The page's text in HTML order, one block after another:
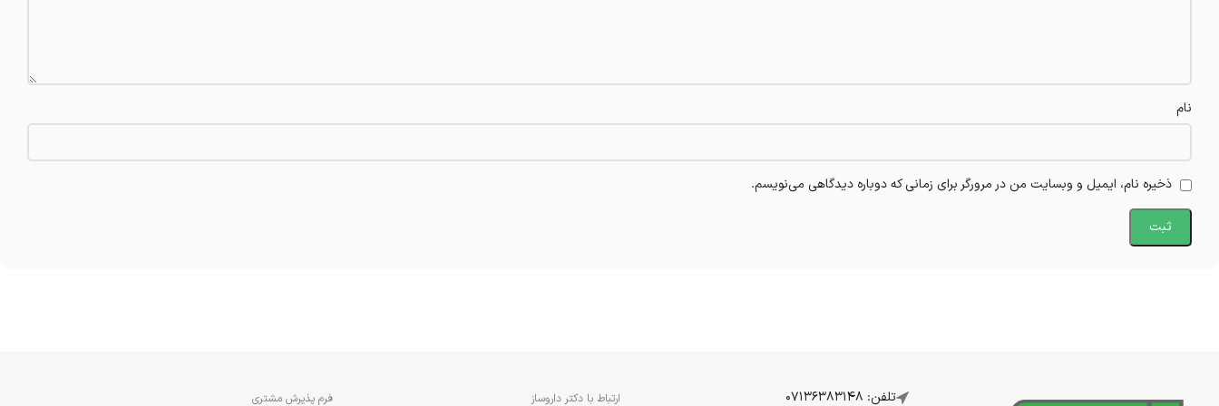
نام
ذخیره نام، ایمیل و وبسایت من در مرورگر برای زمانی که دوباره دیدگاهی می‌نویسم.
تلفن: 07136383148 ارتباط با دکتر داروساز فرم پذیرش مشتری